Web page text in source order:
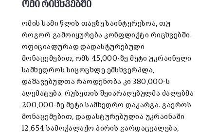
ომი რიცხვებში
ომის სამი წლის თავზე საინტერესოა, თუ
როგორ გამოიყურება კონფლიქტი რიცხვებში.
ოფიციალურად დადასტურებული
მონაცემებით, ომს 45,000-ზე მეტი უკრაინელი
სამხედროს სიცოცხლე ემსხვერპლა,
დაშავებულთა რაოდენობა კი 380,000-ს
აღემატება. რუსეთის შეიარაღებულმა ძალებმა
200,000-ზე მეტი სამხედრო დაკარგა. გაეროს
მონაცემებით, დადასტურებულია უკრაინაში
12,654 სამოქალაქო პირის გარდაცვალება,